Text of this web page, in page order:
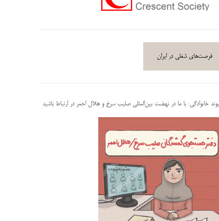
فرصت‌های شغلی در ایران
خانوادگی: با ما در نهضت بین‌المللی صلیب سرخ و هلال احمر در ارتباط باشید